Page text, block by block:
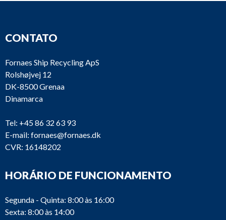
CONTATO
Fornaes Ship Recycling ApS
Rolshøjvej 12
DK-8500 Grenaa
Dinamarca
Tel: +45 86 32 63 93
E-mail: fornaes@fornaes.dk
CVR: 16148202
HORÁRIO DE FUNCIONAMENTO
Segunda - Quinta: 8:00 às 16:00
Sexta: 8:00 às 14:00